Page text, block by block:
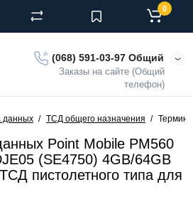
(068) 591-03-97 Общий
Заказы на сайте (Общий
телефон)
0
данных ТСД общего назначения
Point Mobile PM560
(SE4750) 4GB/64GB
пистолетного типа для